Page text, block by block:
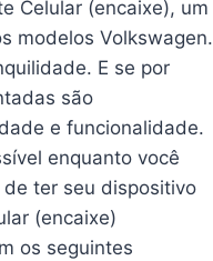
Celular (encaixe), um
modelos Volkswagen.
E se por
são
e funcionalidade.
enquanto você
ter seu dispositivo
(encaixe)
os seguintes